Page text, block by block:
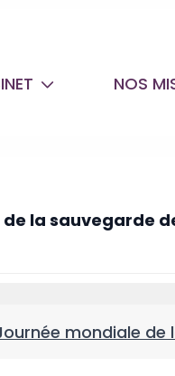
NOS
de la sauvegarde
mondiale